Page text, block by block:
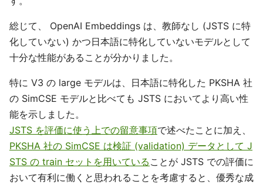
総じて、 OpenAI Embeddings は、教師なし (JSTS に特
化していない) かつ日本語に特化していないモデルとして
十分な性能があることが分かりました。
特に V3 の large モデルは、日本語に特化した PKSHA 社
の SimCSE モデルと比べても JSTS においてより高い性
能を示しました。
JSTS を評価に使う上での留意事項で述べたことに加え、
PKSHA 社の SimCSE は検証 (validation) データとして J
STS の train セットを用いている ことが JSTS での評価に
おいて有利に働くと思われることを考慮すると、優秀な成